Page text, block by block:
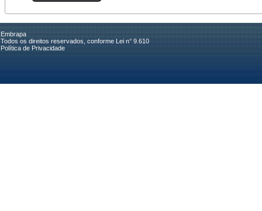
Embrapa
Todos os direitos reservados, conforme Lei n° 9.610
Política de Privacidade